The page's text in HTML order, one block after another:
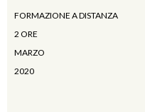
FORMAZIONE A DISTANZA
2 ORE
MARZO
2020